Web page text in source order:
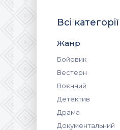
Всі категорії
Жанр
Бойовик
Вестерн
Воєнний
Детектив
Драма
Документальний